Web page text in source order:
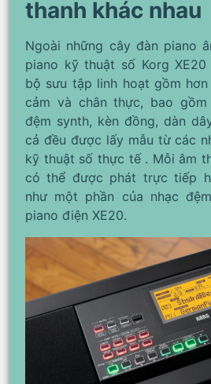
thanh khác nhau
Ngoài những cây đàn piano
piano kỹ thuật số Korg
bộ sưu tập linh hoạt gồm
cảm và chân thực, bao
đệm synth, kèn đồng, dàn
cả đều được lấy mẫu từ các
kỹ thuật số thực tế . Mỗi âm
có thể được phát trực tiếp
như một phần của nhạc
piano điện XE20.